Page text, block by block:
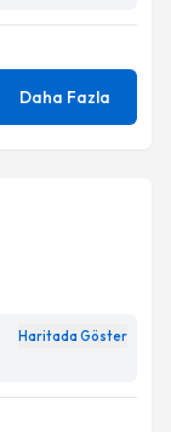
Daha Fazla
Haritada Göster